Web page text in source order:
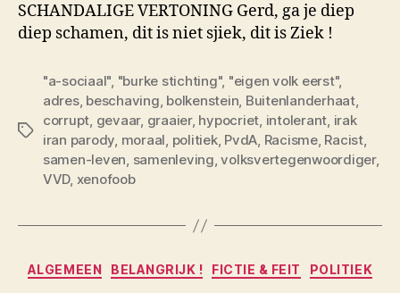
SCHANDALIGE VERTONING Gerd, ga je diep
diep schamen, dit is niet sjiek, dit is Ziek !
Tags
"a-sociaal", "burke stichting", "eigen volk eerst",
adres, beschaving, bolkenstein, Buitenlanderhaat,
corrupt, gevaar, graaier, hypocriet, intolerant, irak
iran parody, moraal, politiek, PvdA, Racisme, Racist,
samen-leven, samenleving,volksvertegenwoordiger,
VVD, xenofoob
Categorieën
ALGEMEEN BELANGRIJK ! FICTIE & FEIT POLITIEK